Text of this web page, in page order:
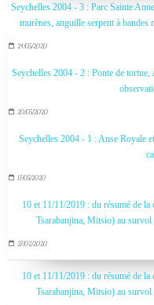
Seychelles 2004 - 3 : Parc Sainte
murènes, anguille serpent à bandes
24/05/2020
Seychelles 2004 - 2 : Ponte de
20/05/2020
Seychelles 2004 - 1 : Anse Royale
17/05/2020
10 et 11/11/2019 : du résumé de
Tsarabanjina, Mitsio) au
27/02/2020
10 et 11/11/2019 : du résumé de
Tsarabanjina, Mitsio) au